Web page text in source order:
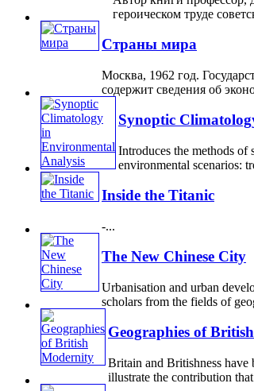
героическом труде
Страны мира
Москва, 1962 год.
содержит сведения об
Synoptic
Introduces the methods of
environmental scenarios:
Inside the Titanic
-...
The New Chinese City
Urbanisation and urban
scholars from the fields of
Geographies of
Britain and Britishness have
illustrate the contribution